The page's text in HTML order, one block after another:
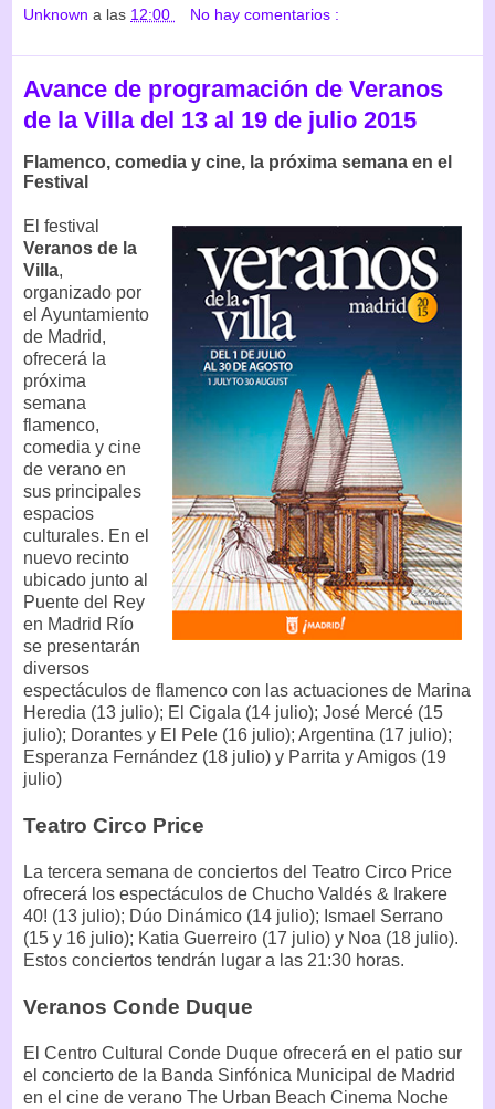
Unknown a las 12:00 No hay comentarios :
Avance de programación de Veranos
de la Villa del 13 al 19 de julio 2015
Flamenco, comedia y cine, la próxima semana en el
Festival
El festival
Veranos de la
Villa,
organizado por
el Ayuntamiento
de Madrid,
ofrecerá la
próxima
semana
flamenco,
comedia y cine
de verano en
sus principales
espacios
culturales. En el
nuevo recinto
ubicado junto al
Puente del Rey
en Madrid Río
se presentarán
diversos
espectáculos de flamenco con las actuaciones de Marina
Heredia (13 julio); El Cigala (14 julio); José Mercé (15
julio); Dorantes y El Pele (16 julio); Argentina (17 julio);
Esperanza Fernández (18 julio) y Parrita y Amigos (19
julio)
Teatro Circo Price
La tercera semana de conciertos del Teatro Circo Price
ofrecerá los espectáculos de Chucho Valdés & Irakere
40! (13 julio); Dúo Dinámico (14 julio); Ismael Serrano
(15 y 16 julio); Katia Guerreiro (17 julio) y Noa (18 julio).
Estos conciertos tendrán lugar a las 21:30 horas.
Veranos Conde Duque
El Centro Cultural Conde Duque ofrecerá en el patio sur
el concierto de la Banda Sinfónica Municipal de Madrid
en el cine de verano The Urban Beach Cinema Noche